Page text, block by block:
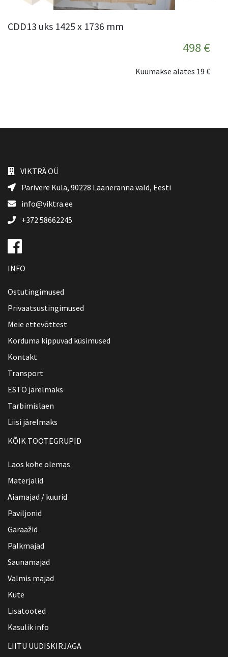
CDD13 uks 1425 x 1736 mm
498 €
Kuumakse alates 19 €
VIKTRÄ OÜ
Parivere Küla, 90228 Lääneranna vald, Eesti
info@viktra.ee
+372 58662245
INFO
Ostutingimused
Privaatsustingimused
Meie ettevõttest
Korduma kippuvad küsimused
Kontakt
Transport
ESTO järelmaks
Tarbimislaen
Liisi järelmaks
KÕIK TOOTEGRUPID
Laos kohe olemas
Materjalid
Aiamajad / kuurid
Paviljonid
Garaažid
Palkmajad
Saunamajad
Valmis majad
Küte
Lisatooted
Kasulik info
LIITU UUDISKIRJAGA